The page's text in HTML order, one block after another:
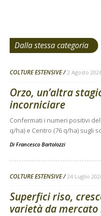
Dalla stessa categoria
COLTURE ESTENSIVE 2 Agosto
Orzo, un’altra
incorniciare
Confermati i numeri positivi
q/ha) e Centro (76 q/ha) sugli
Di Francesco Bartolozzi
COLTURE ESTENSIVE 24 Luglio
Superfici riso,
varietà da